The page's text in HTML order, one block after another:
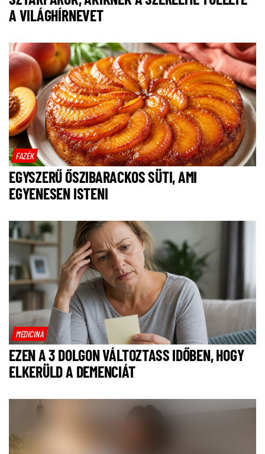
A VILÁGHÍRNEVET
FAZÉK
EGYSZERŰ ŐSZIBARACKOS SÜTI, AMI
EGYENESEN ISTENI
MEDICINA
EZEN A 3 DOLGON VÁLTOZTASS IDŐBEN, HOGY
ELKERÜLD A DEMENCIÁT